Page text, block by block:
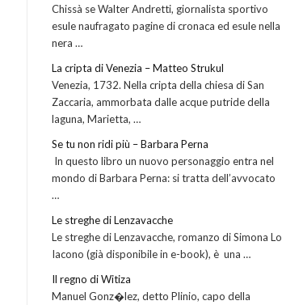
Chissà se Walter Andretti, giornalista sportivo
esule naufragato pagine di cronaca ed esule nella
nera …
La cripta di Venezia – Matteo Strukul
Venezia, 1732. Nella cripta della chiesa di San
Zaccaria, ammorbata dalle acque putride della
laguna, Marietta, …
Se tu non ridi più – Barbara Perna
In questo libro un nuovo personaggio entra nel
mondo di Barbara Perna: si tratta dell’avvocato
…
Le streghe di Lenzavacche
Le streghe di Lenzavacche, romanzo di Simona Lo
Iacono (già disponibile in e-book), è una …
Il regno di Witiza
Manuel Gonz�lez, detto Plinio, capo della